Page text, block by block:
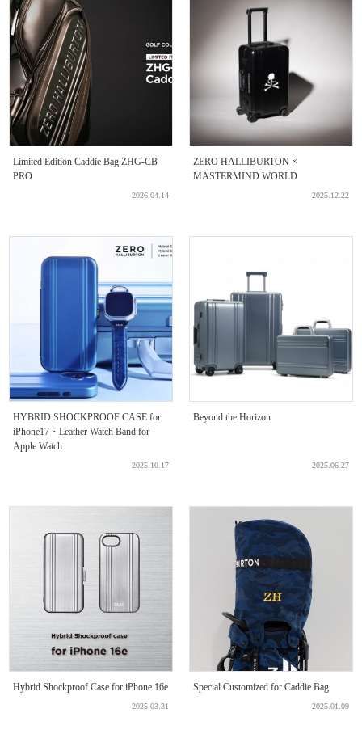
Limited Edition Caddie Bag ZHG-CB
PRO
2026.04.14
ZERO HALLIBURTON ×
MASTERMIND WORLD
2025.12.22
HYBRID SHOCKPROOF CASE for
iPhone17・Leather Watch Band for
Apple Watch
2025.10.17
Beyond the Horizon
2025.06.27
Hybrid Shockproof Case for iPhone 16e
2025.03.31
Special Customized for Caddie Bag
2025.01.09